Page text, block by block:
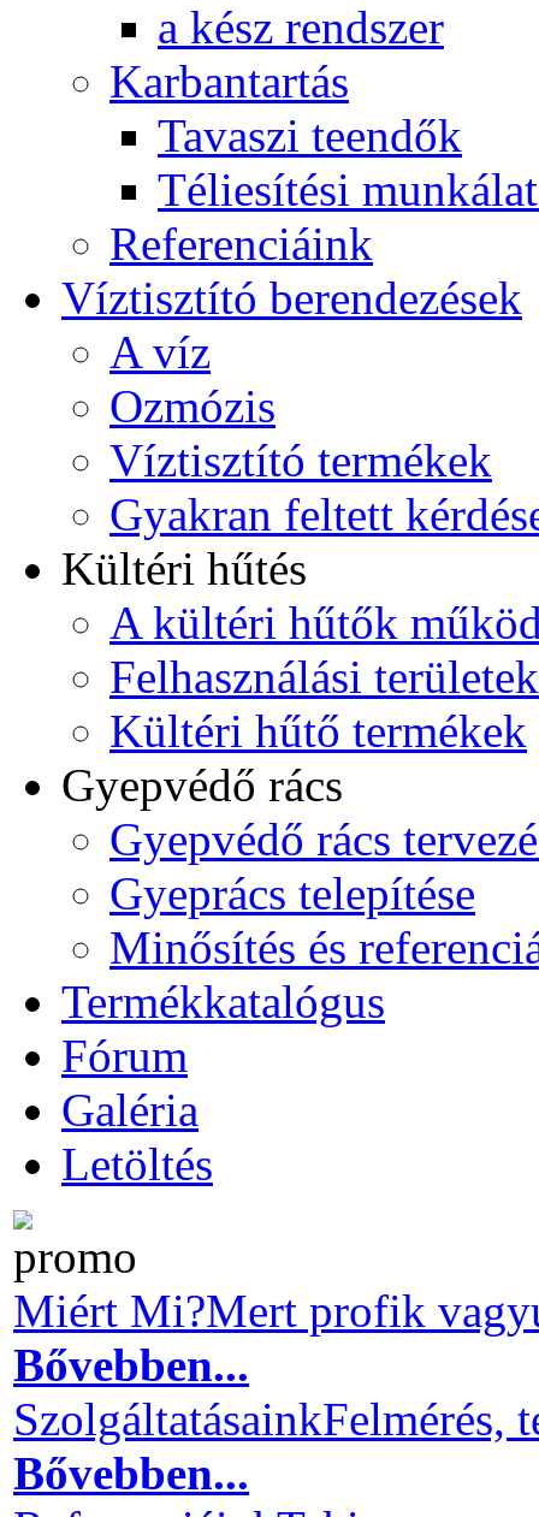
a kész rendszer
Karbantartás
Tavaszi teendők
Téliesítési
Referenciáink
Víztisztító berendezések
A víz
Ozmózis
Víztisztító termékek
Gyakran feltett
Kültéri hűtés
A kültéri hűtők
Felhasználási területek
Kültéri hűtő termékek
Gyepvédő rács
Gyepvédő rács
Gyeprács telepítése
Minősítés és
Termékkatalógus
Fórum
Galéria
Letöltés
Miért Mi?Mert profik
Bővebben...
SzolgáltatásainkFelmérés,
Bővebben...